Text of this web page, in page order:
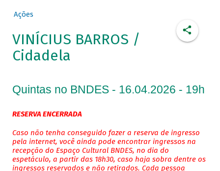
Ações
VINÍCIUS BARROS /
Cidadela
Quintas no BNDES - 16.04.2026 - 19h
RESERVA ENCERRADA
Caso não tenha conseguido fazer a reserva de ingresso
pela internet, você ainda pode encontrar ingressos na
recepção do Espaço Cultural BNDES, no dia do
espetáculo, a partir das 18h30, caso haja sobra dentre os
ingressos reservados e não retirados. Cada pessoa